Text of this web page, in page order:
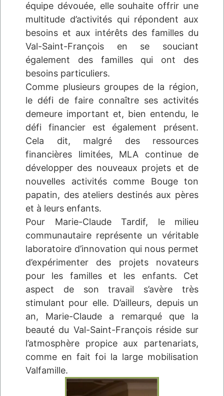
équipe dévouée, elle souhaite offrir une
multitude d’activités qui répondent aux
besoins et aux intérêts des familles du
Val-Saint-François en se souciant
également des familles qui ont des
besoins particuliers.
Comme plusieurs groupes de la région,
le défi de faire connaître ses activités
demeure important et, bien entendu, le
défi financier est également présent.
Cela dit, malgré des ressources
financières limitées, MLA continue de
développer des nouveaux projets et de
nouvelles activités comme Bouge ton
papatin, des ateliers destinés aux pères
et à leurs enfants.
Pour Marie-Claude Tardif, le milieu
communautaire représente un véritable
laboratoire d’innovation qui nous permet
d’expérimenter des projets novateurs
pour les familles et les enfants. Cet
aspect de son travail s’avère très
stimulant pour elle. D’ailleurs, depuis un
an, Marie-Claude a remarqué que la
beauté du Val-Saint-François réside sur
l’atmosphère propice aux partenariats,
comme en fait foi la large mobilisation
Valfamille.